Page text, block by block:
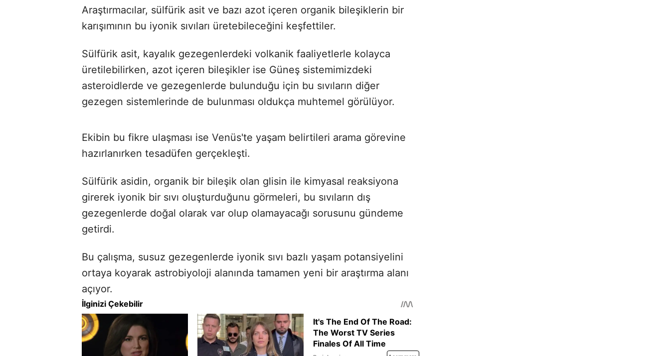
Araştırmacılar, sülfürik asit ve bazı azot içeren organik bileşiklerin bir
karışımının bu iyonik sıvıları üretebileceğini keşfettiler.
Sülfürik asit, kayalık gezegenlerdeki volkanik faaliyetlerle kolayca
üretilebilirken, azot içeren bileşikler ise Güneş sistemimizdeki
asteroidlerde ve gezegenlerde bulunduğu için bu sıvıların diğer
gezegen sistemlerinde de bulunması oldukça muhtemel görülüyor.
Ekibin bu fikre ulaşması ise Venüs'te yaşam belirtileri arama görevine
hazırlanırken tesadüfen gerçekleşti.
Sülfürik asidin, organik bir bileşik olan glisin ile kimyasal reaksiyona
girerek iyonik bir sıvı oluşturduğunu görmeleri, bu sıvıların dış
gezegenlerde doğal olarak var olup olamayacağı sorusunu gündeme
getirdi.
Bu çalışma, susuz gezegenlerde iyonik sıvı bazlı yaşam potansiyelini
ortaya koyarak astrobiyoloji alanında tamamen yeni bir araştırma alanı
açıyor.